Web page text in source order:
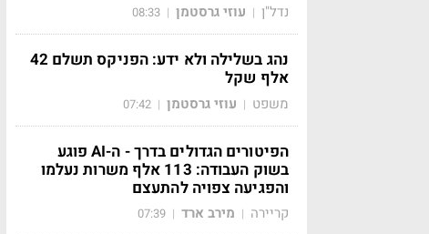
נדל"ן | עוזי גרסטמן |
08:33
נהג בשלילה ולא ידע: הפניקס תשלם 42
אלף שקל
משפט | עוזי גרסטמן |
07:42
הפיטורים הגדולים בדרך - ה-AI פוגע
בשוק העבודה: 113 אלף משרות נעלמו
והפגיעה צפויה להתעצם
קריירה | מירב ארד |
07:39